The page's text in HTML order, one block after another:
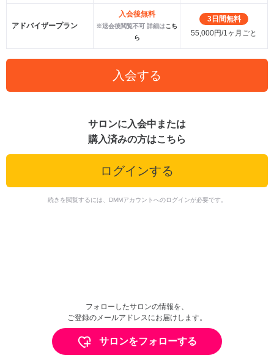
アドバイザープラン
入会後無料
※退会後閲覧不可 詳細はこち
ら
3日間無料
55,000円/1ヶ月ごと
入会する
サロンに入会中または
購入済みの方はこちら
ログインする
続きを閲覧するには、DMMアカウントへのログインが必要です。
フォローしたサロンの情報を、
ご登録のメールアドレスにお届けします。
サロンをフォローする